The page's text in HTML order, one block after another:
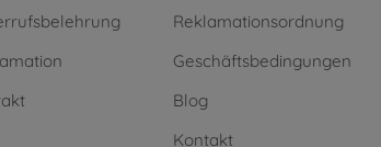
Reklamationsordnung
Geschäftsbedingungen
Blog
Kontakt